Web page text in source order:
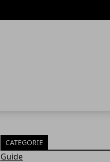
CATEGORIE
Guide